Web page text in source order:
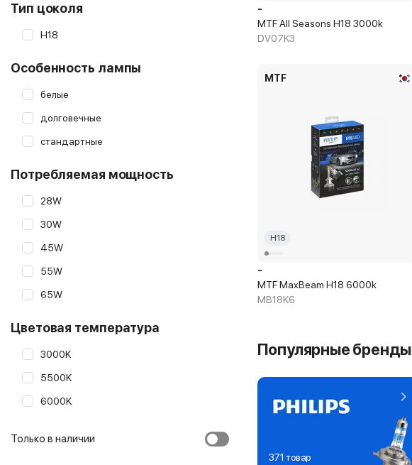
Тип цоколя
H18
Особенность лампы
белые
долговечные
стандартные
Потребляемая мощность
28W
30W
45W
55W
65W
Цветовая температура
3000K
5500K
6000K
Только в наличии
-
MTF All Seasons H18 3000k
DV07K3
MTF
H18
-
MTF MaxBeam H18 6000k
MB18K6
Популярные бренды
371 товар